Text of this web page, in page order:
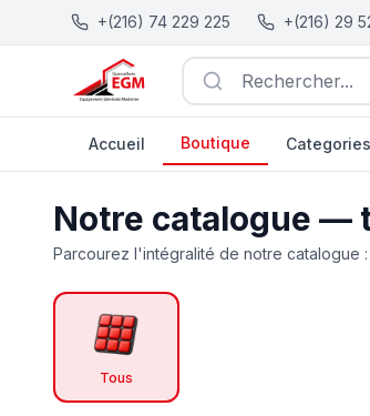
+(216) 74 229 225 +(216) 29
Rechercher...
Accueil Boutique Categories
Notre catalogue —
Parcourez l'intégralité de notre catalogue
Tous